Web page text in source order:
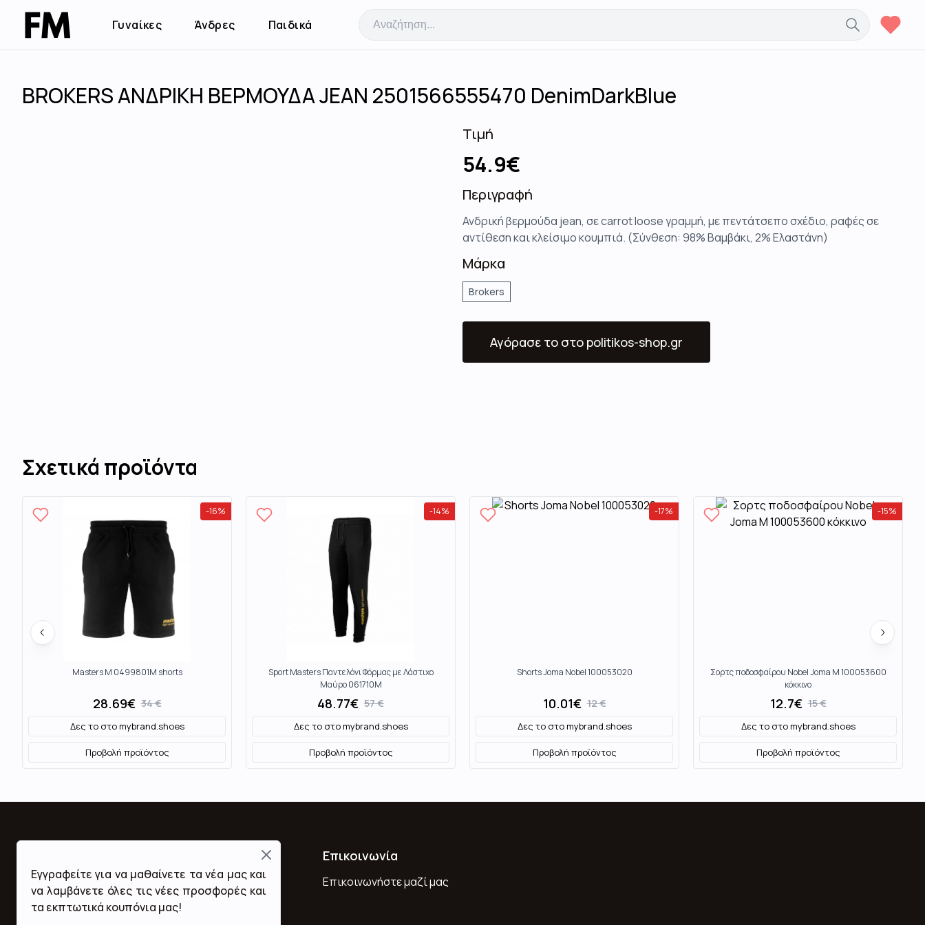
Close
Εγγραφείτε για να μαθαίνετε τα νέα μας και
να λαμβάνετε όλες τις νέες προσφορές και
τα εκπτωτικά κουπόνια μας!
Γυναίκες Άνδρες Παιδικά
BROKERS ΑΝΔΡΙΚΗ ΒΕΡΜΟΥΔΑ JEAN 2501566555470 DenimDarkBlue
Τιμή
54.9€
Περιγραφή
Ανδρική βερμούδα jean, σε carrot loose γραμμή, με πεντάτσεπο σχέδιο, ραφές σε
αντίθεση και κλείσιμο κουμπιά. (Σύνθεση: 98% Βαμβάκι, 2% Ελαστάνη)
Μάρκα
Brokers
Αγόρασε το στο politikos-shop.gr
Σχετικά προϊόντα
-16%
Masters M 0499801M shorts
28.69€ 34€
Δες το στοmybrand.shoes
Προβολή προϊόντος
-14%
Sport Masters Παντελόνι Φόρμας με Λάστιχο
Μαύρο 061710M
48.77€ 57€
Δες το στοmybrand.shoes
Προβολή προϊόντος
-17%
Shorts Joma Nobel 100053020
10.01€ 12€
Δες το στοmybrand.shoes
Προβολή προϊόντος
-15%
Σορτς ποδοσφαίρου Nobel Joma M 100053600
κόκκινο
12.7€ 15€
Δες το στοmybrand.shoes
Προβολή προϊόντος
Ποιοι Είμαστε
Όροι Χρήσης & Προϋποθέσεις
Επικοινωνία
Επικοινωνήστε μαζί μας